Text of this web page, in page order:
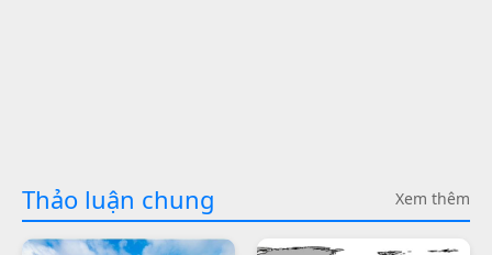
Thảo luận chung Xem thêm